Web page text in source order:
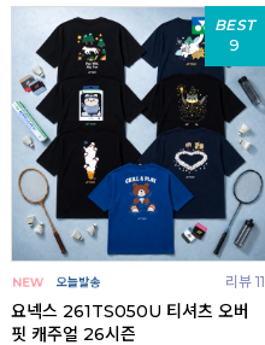
BEST
9
리뷰 11
요넥스 261TS050U 티셔츠 오버
핏 캐주얼 26시즌